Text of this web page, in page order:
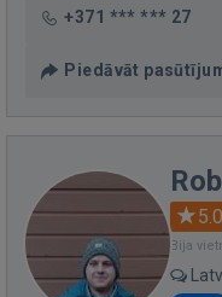
+371 *** *** 27
Piedāvāt
5.0
Bija